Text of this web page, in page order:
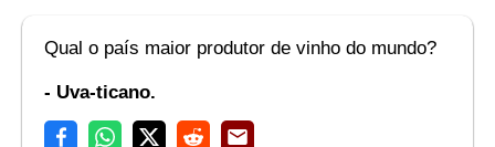
Qual o país maior produtor de vinho do mundo?
- Uva-ticano.